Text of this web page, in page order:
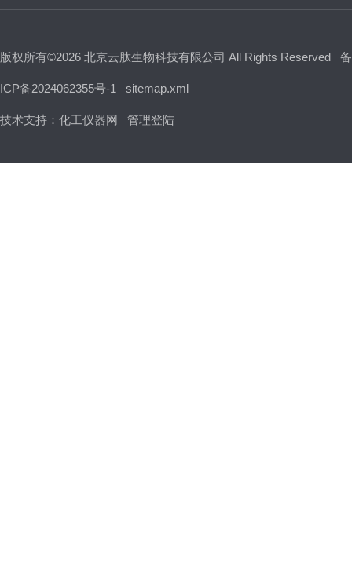
版权所有©2026 北京云肽生物科技有限公司 All Rights Reserved
ICP备2024062355号-1 sitemap.xml
技术支持： 化工仪器网 管理登陆